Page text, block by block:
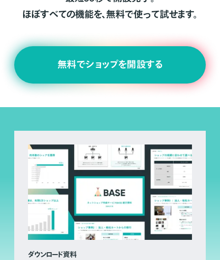
ほぼすべての機能を、無料で使って試せます。
無料でショップを開設する
ダウンロード資料